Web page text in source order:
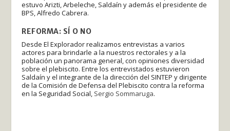
estuvo Arizti, Arbeleche, Saldaín y además el presidente de
BPS, Alfredo Cabrera.
REFORMA: SÍ O NO
Desde El Explorador realizamos entrevistas a varios
actores para brindarle a la nuestros rectorales y a la
población un panorama general, con opiniones diversidad
sobre el plebiscito. Entre los entrevistados estuvieron
Saldaín y el integrante de la dirección del SINTEP y dirigente
de la Comisión de Defensa del Plebiscito contra la reforma
en la Seguridad Social, Sergio Sommaruga.